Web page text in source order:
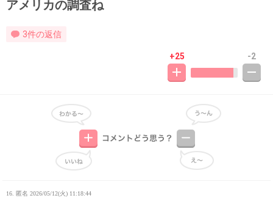
アメリカの調査ね
3件の返信
+25 -2
16. 匿名 2026/05/12(火) 11:18:44